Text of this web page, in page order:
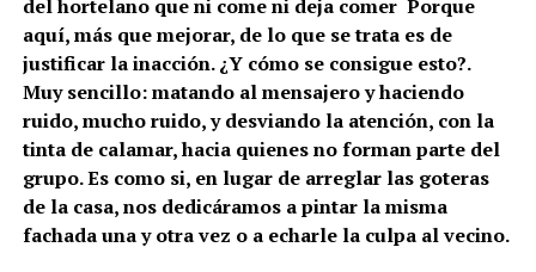
del hortelano que ni come ni deja comer Porque
aquí, más que mejorar, de lo que se trata es de
justificar la inacción. ¿Y cómo se consigue esto?.
Muy sencillo: matando al mensajero y haciendo
ruido, mucho ruido, y desviando la atención, con la
tinta de calamar, hacia quienes no forman parte del
grupo. Es como si, en lugar de arreglar las goteras
de la casa, nos dedicáramos a pintar la misma
fachada una y otra vez o a echarle la culpa al vecino.